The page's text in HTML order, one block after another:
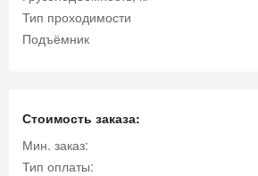
Тип проходимости
Подъёмник
Стоимость заказа:
Мин. заказ:
Тип оплаты: